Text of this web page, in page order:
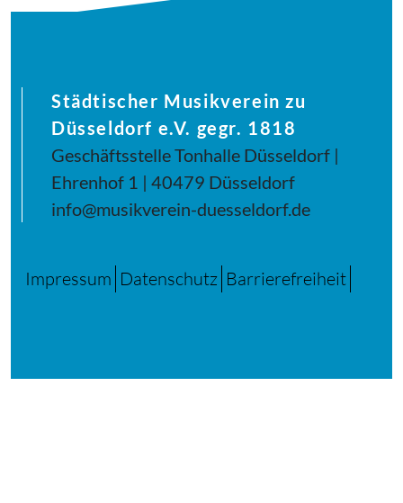
Städtischer Musikverein zu
Düsseldorf e.V. gegr. 1818
Geschäftsstelle Tonhalle Düsseldorf |
Ehrenhof 1 | 40479 Düsseldorf
info@musikverein-duesseldorf.de
Impressum Datenschutz Barrierefreiheit